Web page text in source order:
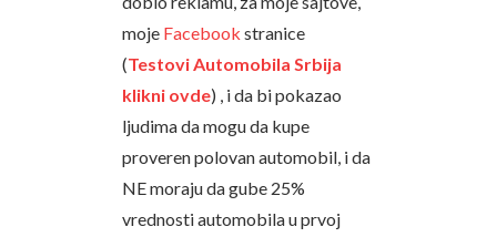
moje Facebook stranice
(Testovi Automobila Srbija
klikni ovde) , i da bi pokazao
ljudima da mogu da kupe
proveren polovan automobil, i da
NE moraju da gube 25%
vrednosti automobila u prvoj